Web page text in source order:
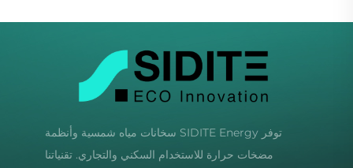
توفر SIDITE Energy سخانات مياه شمسية وأنظمة
مضخات حرارة للاستخدام السكني والتجاري. تقنياتنا